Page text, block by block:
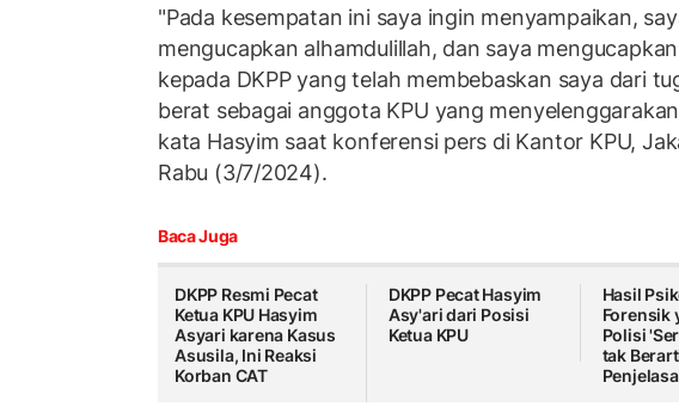
"Pada kesempatan ini saya ingin menyampaikan,
mengucapkan alhamdulillah, dan saya
kepada DKPP yang telah membebaskan saya dari
berat sebagai anggota KPU yang
kata Hasyim saat konferensi pers di Kantor KPU,
Rabu (3/7/2024).
Baca Juga
DKPP Resmi Pecat
Ketua KPU Hasyim
Asyari karena Kasus
Asusila, Ini Reaksi
Korban CAT
DKPP Pecat Hasyim
Asy'ari dari Posisi
Ketua KPU
Hasil
Forensik
Polisi
tak